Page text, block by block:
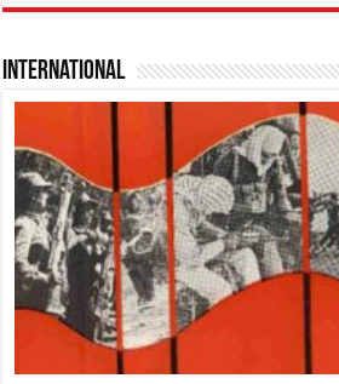
International